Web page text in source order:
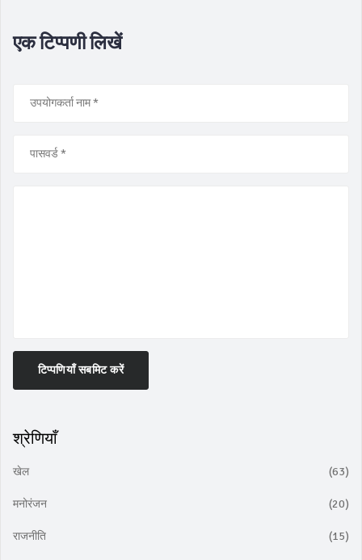
एक टिप्पणी लिखें
टिप्पणियाँ सबमिट करें
श्रेणियाँ
खेल (63)
मनोरंजन (20)
राजनीति (15)